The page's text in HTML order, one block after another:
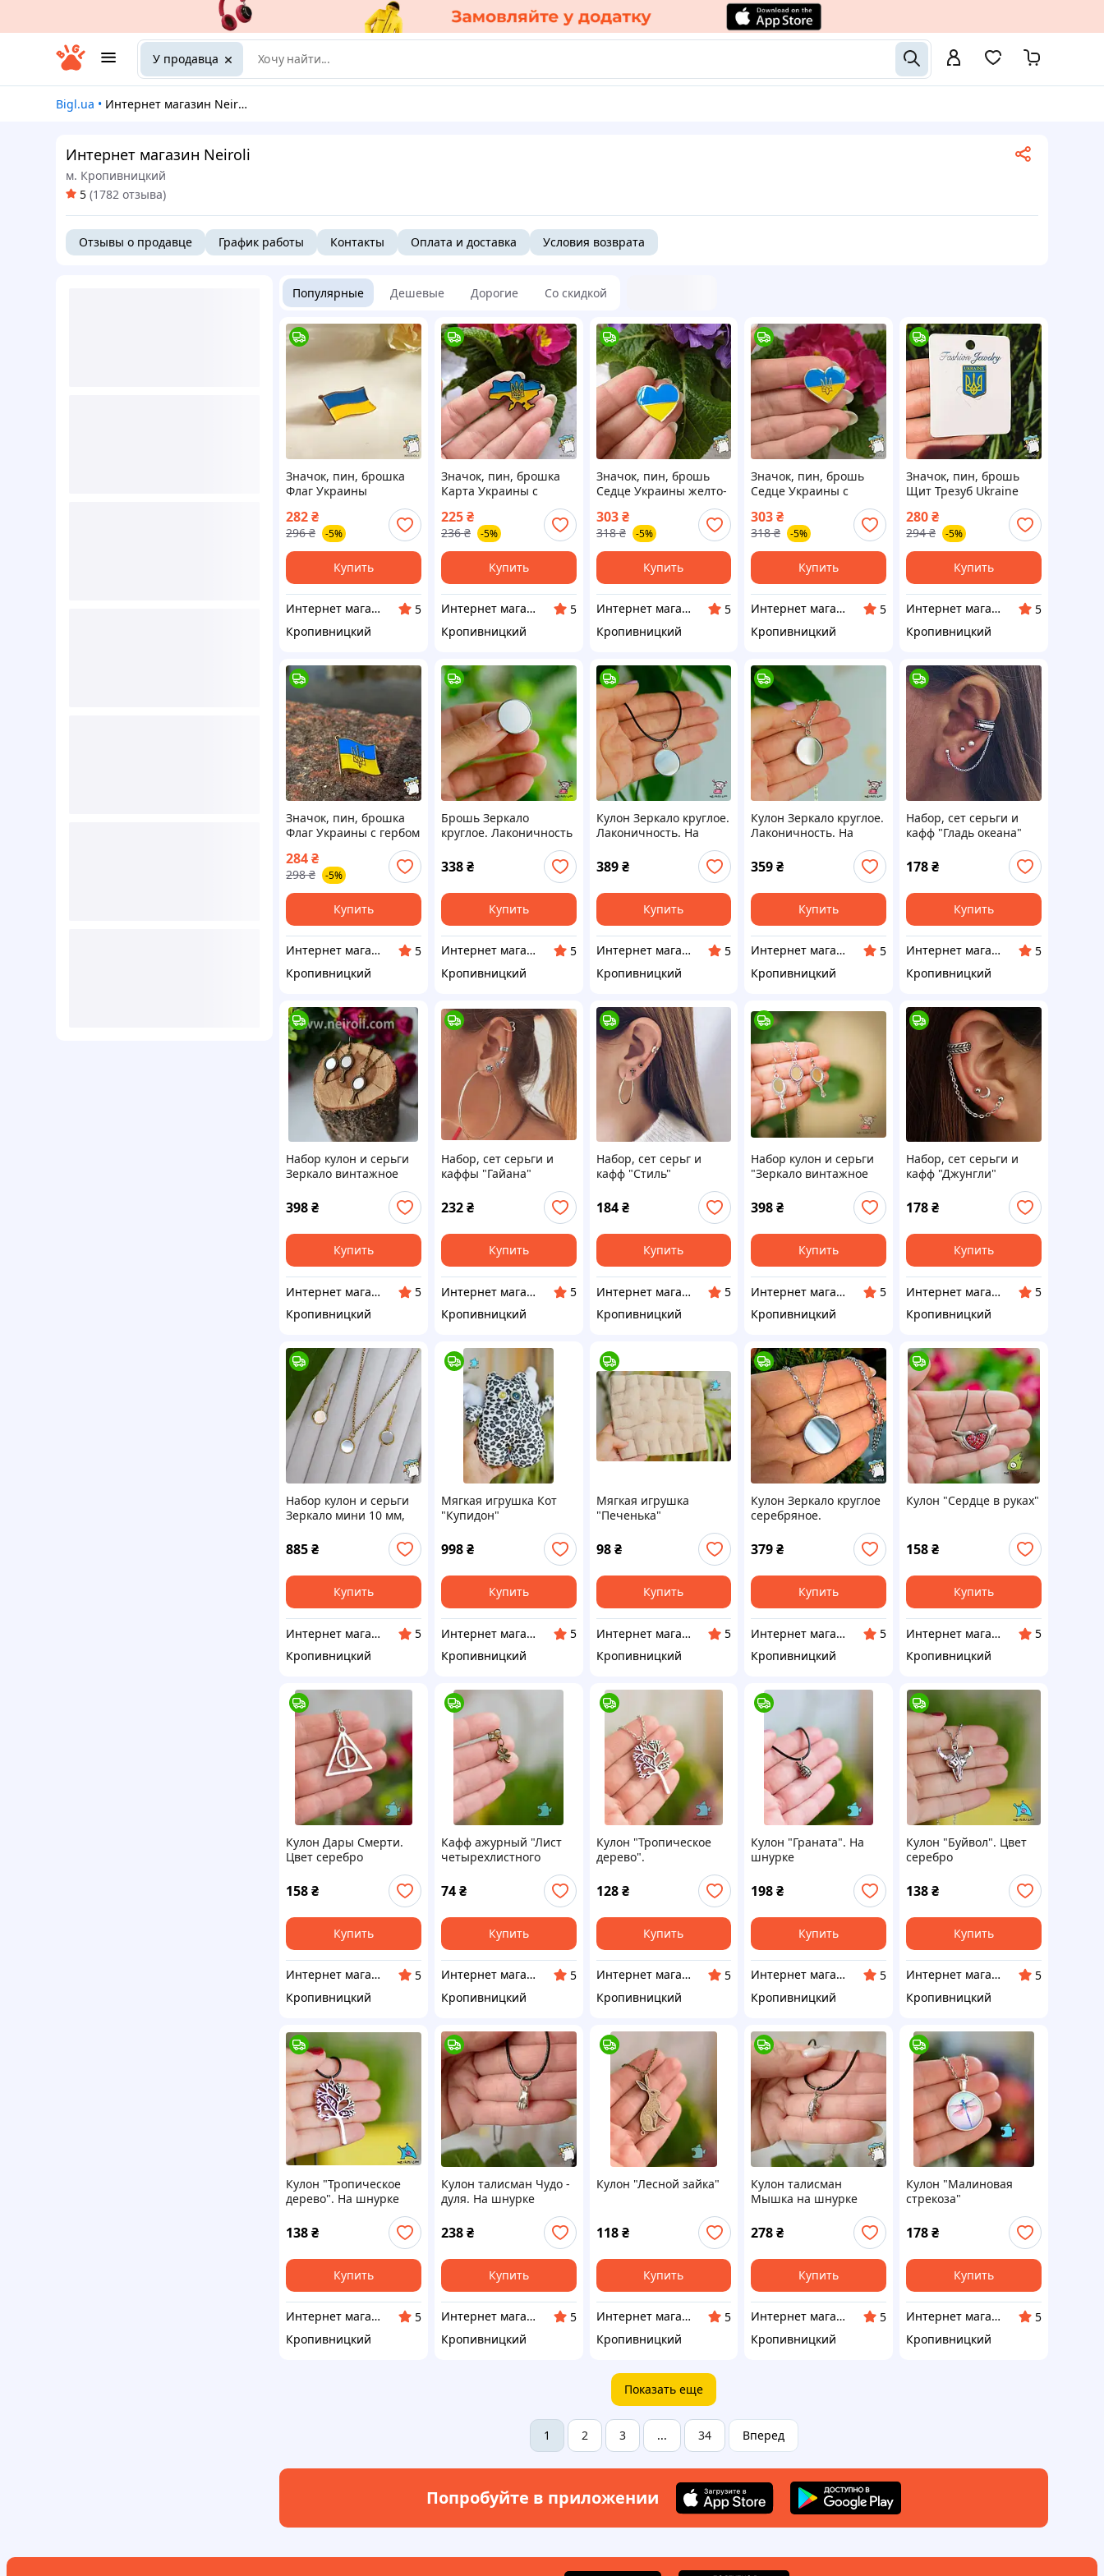
У продавца
Bigl.ua • Интернет магазин Neiroli
Интернет магазин Neiroli
м. Кропивницкий
5 (1782 отзыва)
Отзывы о продавце График работы Контакты Оплата и доставка Условия возврата
Популярные Дешевые Дорогие Со скидкой
Значок, пин, брошка
Флаг Украины
282₴
296 ₴ -5%
Купить
Интернет магазин Neiroli
5
Кропивницкий
Значок, пин, брошка
Карта Украины с
225₴
236 ₴ -5%
Купить
Интернет магазин Neiroli
5
Кропивницкий
Значок, пин, брошь
Седце Украины желто-
303 ₴
318 ₴ -5%
Купить
Интернет магазин Neiroli
5
Кропивницкий
Значок, пин, брошь
Седце Украины с
303₴
318 ₴ -5%
Купить
Интернет магазин Neiroli
5
Кропивницкий
Значок, пин, брошь
Щит Трезуб Ukraine
280₴
294 ₴ -5%
Купить
Интернет магазин Neiroli
5
Кропивницкий
Значок, пин, брошка
Флаг Украины с гербом
284₴
298 ₴ -5%
Купить
Интернет магазин Neiroli
5
Кропивницкий
Брошь Зеркало
круглое. Лаконичность
338₴
Купить
Интернет магазин Neiroli
5
Кропивницкий
Кулон Зеркало круглое.
Лаконичность. На
389 ₴
Купить
Интернет магазин Neiroli
5
Кропивницкий
Кулон Зеркало круглое.
Лаконичность. На
359₴
Купить
Интернет магазин Neiroli
5
Кропивницкий
Набор, сет серьги и
кафф "Гладь океана"
178₴
Купить
Интернет магазин Neiroli
5
Кропивницкий
Набор кулон и серьги
Зеркало винтажное
398₴
Купить
Интернет магазин Neiroli
5
Кропивницкий
Набор, сет серьги и
каффы "Гайана"
232₴
Купить
Интернет магазин Neiroli
5
Кропивницкий
Набор, сет серьг и
кафф "Стиль"
184 ₴
Купить
Интернет магазин Neiroli
5
Кропивницкий
Набор кулон и серьги
"Зеркало винтажное
мини". Цвет серебро
398₴
Купить
Интернет магазин Neiroli
5
Кропивницкий
Набор, сет серьги и
кафф "Джунгли"
178₴
Купить
Интернет магазин Neiroli
5
Кропивницкий
Набор кулон и серьги
Зеркало мини 10 мм,
Нержавеющая сталь
885₴
Купить
Интернет магазин Neiroli
5
Кропивницкий
Мягкая игрушка Кот
"Купидон"
998₴
Купить
Интернет магазин Neiroli
5
Кропивницкий
Мягкая игрушка
"Печенька"
98 ₴
Купить
Интернет магазин Neiroli
5
Кропивницкий
Кулон Зеркало круглое
серебряное.
нержавеющая сталь.
На цепочке
379₴
Купить
Интернет магазин Neiroli
5
Кропивницкий
Кулон "Сердце в руках"
158₴
Купить
Интернет магазин Neiroli
5
Кропивницкий
Кулон Дары Смерти.
Цвет серебро
158₴
Купить
Интернет магазин Neiroli
5
Кропивницкий
Кафф ажурный "Лист
четырехлистного
клевера бронза". Без
прокола. Ручная
работа
74₴
Купить
Интернет магазин Neiroli
5
Кропивницкий
Кулон "Тропическое
дерево".
128 ₴
Купить
Интернет магазин Neiroli
5
Кропивницкий
Кулон "Граната". На
шнурке
198₴
Купить
Интернет магазин Neiroli
5
Кропивницкий
Кулон "Буйвол". Цвет
серебро
138₴
Купить
Интернет магазин Neiroli
5
Кропивницкий
Кулон "Тропическое
дерево". На шнурке
138₴
Купить
Интернет магазин Neiroli
5
Кропивницкий
Кулон талисман Чудо -
дуля. На шнурке
238₴
Купить
Интернет магазин Neiroli
5
Кропивницкий
Кулон "Лесной зайка"
118 ₴
Купить
Интернет магазин Neiroli
5
Кропивницкий
Кулон талисман
Мышка на шнурке
278₴
Купить
Интернет магазин Neiroli
5
Кропивницкий
Кулон "Малиновая
стрекоза"
178₴
Купить
Интернет магазин Neiroli
5
Кропивницкий
Показать еще
1 2 3 ... 34 Вперед
Попробуйте в приложении